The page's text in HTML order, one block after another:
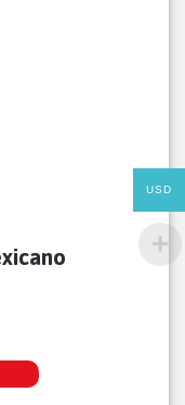
USD